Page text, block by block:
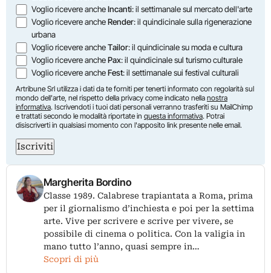
Voglio ricevere ancheIncanti: il settimanale sul mercato dell'arte
Voglio ricevere ancheRender: il quindicinale sulla rigenerazione
urbana
Voglio ricevere ancheTailor: il quindicinale su moda e cultura
Voglio ricevere anchePax: il quindicinale sul turismo culturale
Voglio ricevere ancheFest: il settimanale sui festival culturali
Artribune Srl utilizza i dati da te forniti per tenerti informato con regolarità sul
mondo dell'arte, nel rispetto della privacy come indicato nella nostra
informativa. Iscrivendoti i tuoi dati personali verranno trasferiti su MailChimp
e trattati secondo le modalità riportate in questa informativa. Potrai
disiscriverti in qualsiasi momento con l'apposito link presente nelle email.
Iscriviti
Margherita Bordino
Classe 1989. Calabrese trapiantata a Roma, prima
per il giornalismo d’inchiesta e poi per la settima
arte. Vive per scrivere e scrive per vivere, se
possibile di cinema o politica. Con la valigia in
mano tutto l’anno, quasi sempre in…
Scopri di più